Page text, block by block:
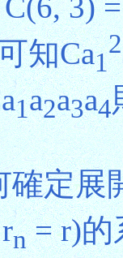
知Ca1
2
1a2a3a4
確定展
n= r)的